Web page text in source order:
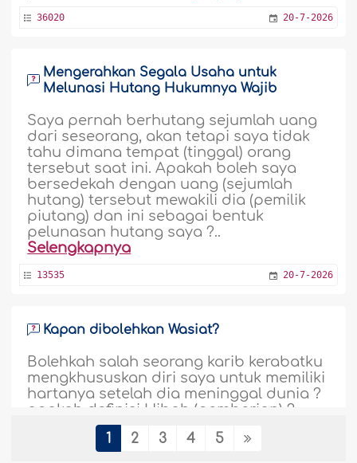
36020 20-7-2026
Mengerahkan Segala Usaha untuk
Melunasi Hutang Hukumnya Wajib
Saya pernah berhutang sejumlah uang
dari seseorang, akan tetapi saya tidak
tahu dimana tempat (tinggal) orang
tersebut saat ini. Apakah boleh saya
bersedekah dengan uang (sejumlah
hutang) tersebut mewakili dia (pemilik
piutang) dan ini sebagai bentuk
pelunasan hutang saya ?..
Selengkapnya
13535 20-7-2026
Kapan dibolehkan Wasiat?
Bolehkah salah seorang karib kerabatku
mengkhususkan diri saya untuk memiliki
hartanya setelah dia meninggal dunia ?
apakah definisi Hibah (pemberian) ?
perlu diketahui dia memiliki seorang
saudara akan tetapi dia memberikan
1 2 3 4 5